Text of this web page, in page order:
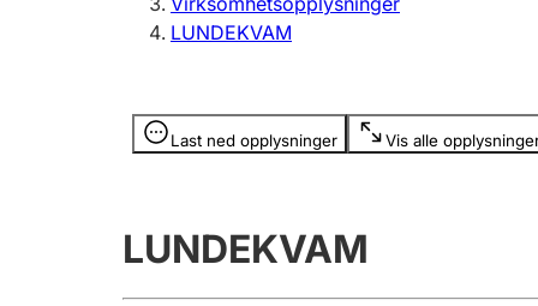
LUNDEKVAM
Last ned opplysninger Vis alle
Opplysninger er skjult
LUNDEKVAM